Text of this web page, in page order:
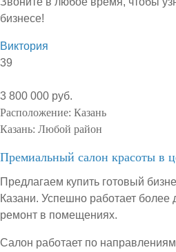
бизнесе!
Виктория
39
3 800 000 руб.
Расположение: Казань
Казань: Любой район
Премиальный салон красоты в
Предлагаем купить готовый
Казани. Успешно работает более
ремонт в помещениях.
Салон работает по